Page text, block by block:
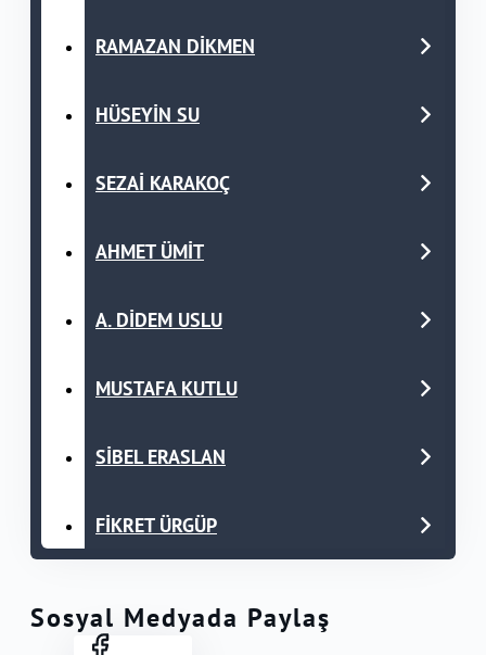
RAMAZAN DİKMEN
HÜSEYİN SU
SEZAİ KARAKOÇ
AHMET ÜMİT
A. DİDEM USLU
MUSTAFA KUTLU
SİBEL ERASLAN
FİKRET ÜRGÜP
Sosyal Medyada Paylaş